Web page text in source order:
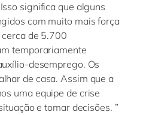
significa que alguns
com muito mais força
de 5.700
temporariamente
desemprego. Os
de casa. Assim que a
uma equipe de crise
e tomar decisões. ”